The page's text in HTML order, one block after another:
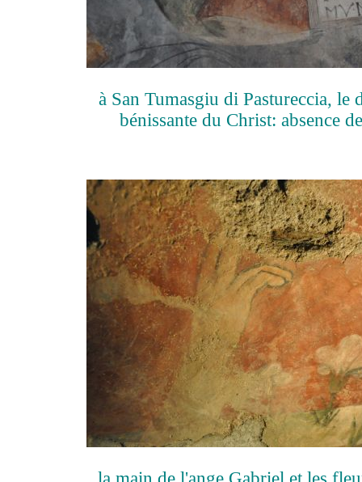
à San Tumasgiu di Pastureccia, le
bénissante du Christ: absence